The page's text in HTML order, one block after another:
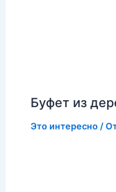
Буфет из
Это интересно /